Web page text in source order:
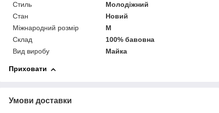
Стиль
Молодіжний
Стан
Новий
Міжнародний розмір
M
Склад
100% бавовна
Вид виробу
Майка
Приховати
Умови доставки